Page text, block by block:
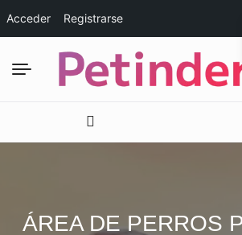
Acceder Registrarse
ÁREA DE PERROS